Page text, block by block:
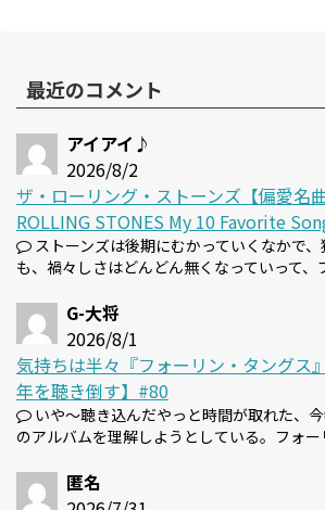
最近のコメント
アイアイ♪
2026/8/2
ザ・ローリング・ストーンズ【偏愛名
ROLLING STONES My 10 Favorite
ストーンズは後期にむかっていくなかで
も、禍々しさはどんどん無くなっていって、
G-大将
2026/8/1
気持ちは半々『フォーリン・タングス
年を聴き倒す】#80
いや～聴き込んだやっと時間が取れた、
のアルバムを理解しようとしている。フォー
匿名